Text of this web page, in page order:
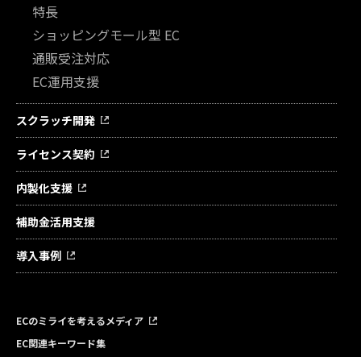
特長
ショッピングモール型 EC
通販受注対応
EC運用支援
スクラッチ開発
ライセンス契約
内製化支援
補助金活用支援
導入事例
ECのミライを考えるメディア
EC関連キーワード集